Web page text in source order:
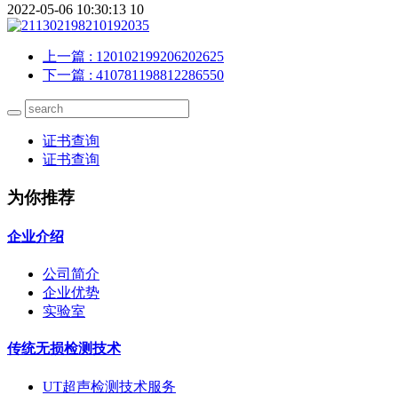
2022-05-06 10:30:13 10
上一篇 : 120102199206202625
下一篇 : 410781198812286550
证书查询
证书查询
为你推荐
企业介绍
公司简介
企业优势
实验室
传统无损检测技术
UT超声检测技术服务